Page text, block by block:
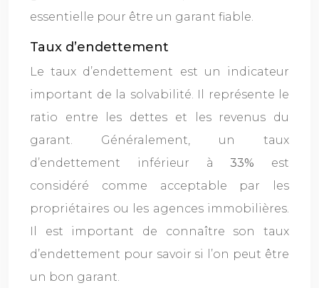
essentielle pour être un garant fiable.
Taux d’endettement
Le taux d’endettement est un indicateur
important de la solvabilité. Il représente le
ratio entre les dettes et les revenus du
garant. Généralement, un taux
d’endettement inférieur à33% est
considéré comme acceptable par les
propriétaires ou les agences immobilières.
Il est important de connaître son taux
d’endettement pour savoir si l’on peut être
un bon garant.